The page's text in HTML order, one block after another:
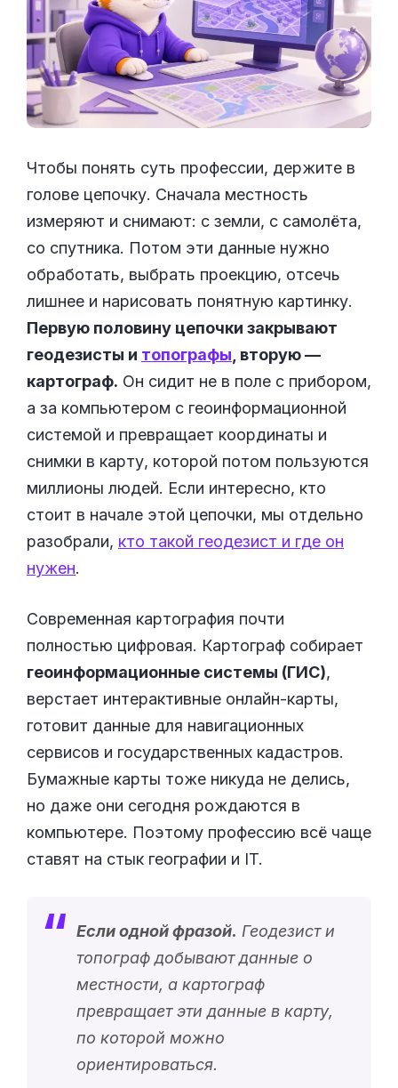
Чтобы понять суть профессии, держите в
голове цепочку. Сначала местность
измеряют и снимают: с земли, с самолёта,
со спутника. Потом эти данные нужно
обработать, выбрать проекцию, отсечь
лишнее и нарисовать понятную картинку.
Первую половину цепочки закрывают
геодезисты и топографы , вторую —
картограф. Он сидит не в поле с прибором,
а за компьютером с геоинформационной
системой и превращает координаты и
снимки в карту, которой потом пользуются
миллионы людей. Если интересно, кто
стоит в начале этой цепочки, мы отдельно
разобрали, кто такой геодезист и где он
нужен.
Современная картография почти
полностью цифровая. Картограф собирает
геоинформационные системы (ГИС),
верстает интерактивные онлайн-карты,
готовит данные для навигационных
сервисов и государственных кадастров.
Бумажные карты тоже никуда не делись,
но даже они сегодня рождаются в
компьютере. Поэтому профессию всё чаще
ставят на стык географии и IT.
Если одной фразой. Геодезист и
топограф добывают данные о
местности, а картограф
превращает эти данные в карту,
по которой можно
ориентироваться.